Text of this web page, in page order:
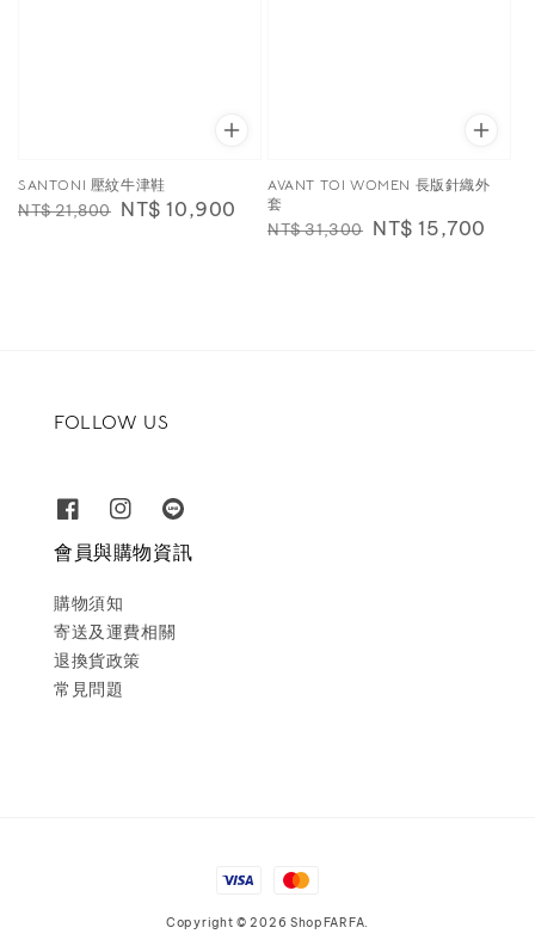
SANTONI 壓紋牛津鞋
Regular
NT$ 21,800 Sale
NT$ 10,900
AVANT TOI WOMEN 長版針織外
套
Regular
NT$ 31,300 Sale
NT$ 15,700
FOLLOW US
會員與購物資訊
購物須知
寄送及運費相關
退換貨政策
常見問題
Copyright © 2026 ShopFARFA.